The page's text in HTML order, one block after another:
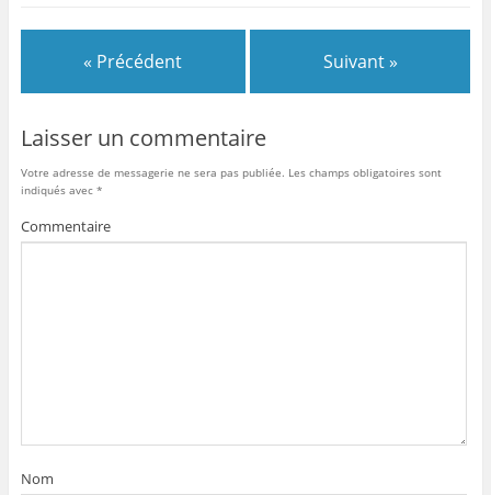
« Précédent Suivant »
Laisser un commentaire
Votre adresse de messagerie ne sera pas publiée. Les champs obligatoires sont
indiqués avec *
Commentaire
Nom